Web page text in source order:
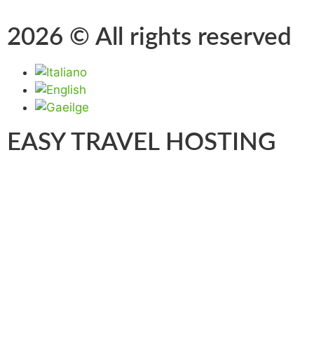
2026 © All rights reserved
EASY TRAVEL HOSTING